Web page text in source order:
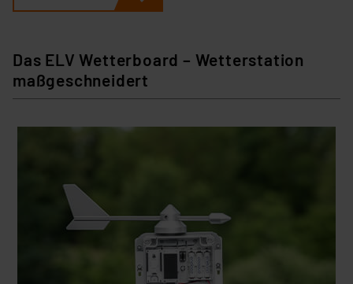
Das ELV Wetterboard – Wetterstation
maßgeschneidert